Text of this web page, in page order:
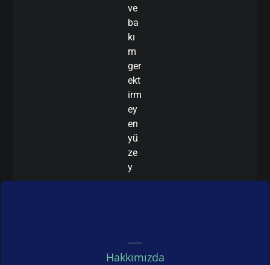
ve
ba
kı
m
ger
ekt
irm
ey
en
yü
ze
y
Hakkımızda